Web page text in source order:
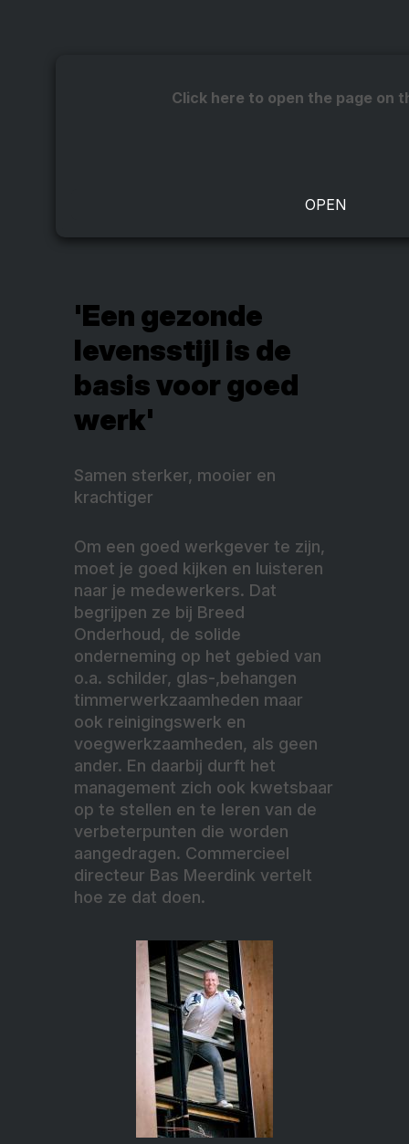
Click here to open the page on
'Een gezonde
levensstijl is de
basis voor goed
werk'
Samen sterker, mooier en
krachtiger
Om een goed werkgever te zijn,
moet je goed kijken en luisteren
naar je medewerkers. Dat
begrijpen ze bij Breed
Onderhoud, de solide
onderneming op het gebied van
o.a. schilder, glas-,behangen
timmerwerkzaamheden maar
ook reinigingswerk en
voegwerkzaamheden, als geen
ander. En daarbij durft het
management zich ook kwetsbaar
op te stellen en te leren van de
verbeterpunten die worden
aangedragen. Commercieel
directeur Bas Meerdink vertelt
hoe ze dat doen.